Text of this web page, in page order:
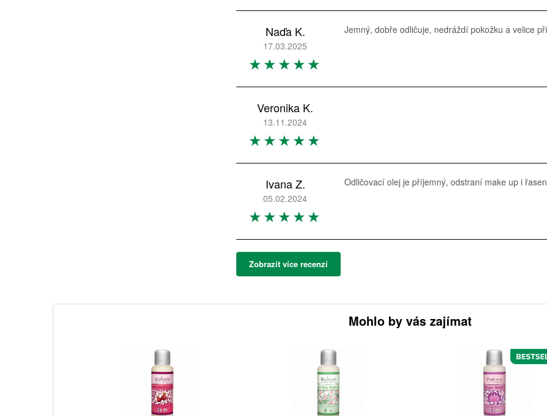
Naďa K.
17.03.2025
Jemný, dobře odličuje, nedráždí pokožku a velice
Veronika K.
13.11.2024
Ivana Z.
05.02.2024
Odličovací olej je příjemný, odstraní make up i
Zobrazit více recenzí
Mohlo by vás zajímat